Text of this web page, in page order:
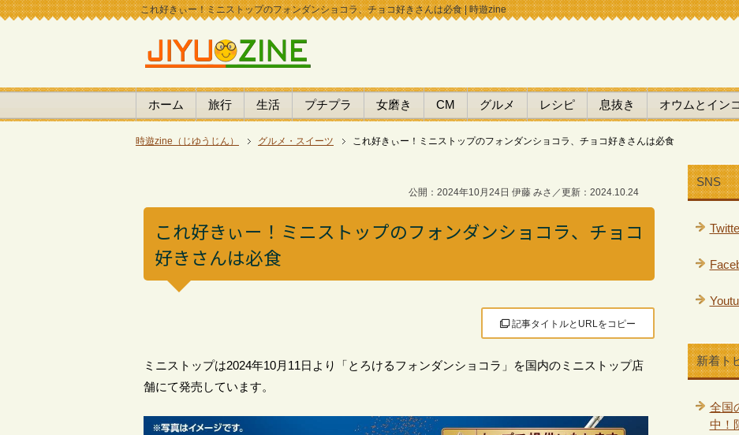
これ好きぃー！ミニストップのフォンダンショコラ、チョコ好きさんは必食 | 時遊zine
ホーム 旅行 生活 プチプラ 女磨き CM グルメ レシピ 息抜き オウムとインコ
時遊zine（じゆうじん） グルメ・スイーツ これ好きぃー！ミニストップのフォンダンショコラ、チョコ好きさんは必食
公開：2024年10月24日 伊藤 みさ／更新：2024.10.24
これ好きぃー！ミニストップのフォンダンショコラ、チョコ
好きさんは必食
記事タイトルとURLをコピー
ミニストップは2024年10月11日より「とろけるフォンダンショコラ」を国内のミニストップ店
舗にて発売しています。
SNS
新着ト
全国
中！